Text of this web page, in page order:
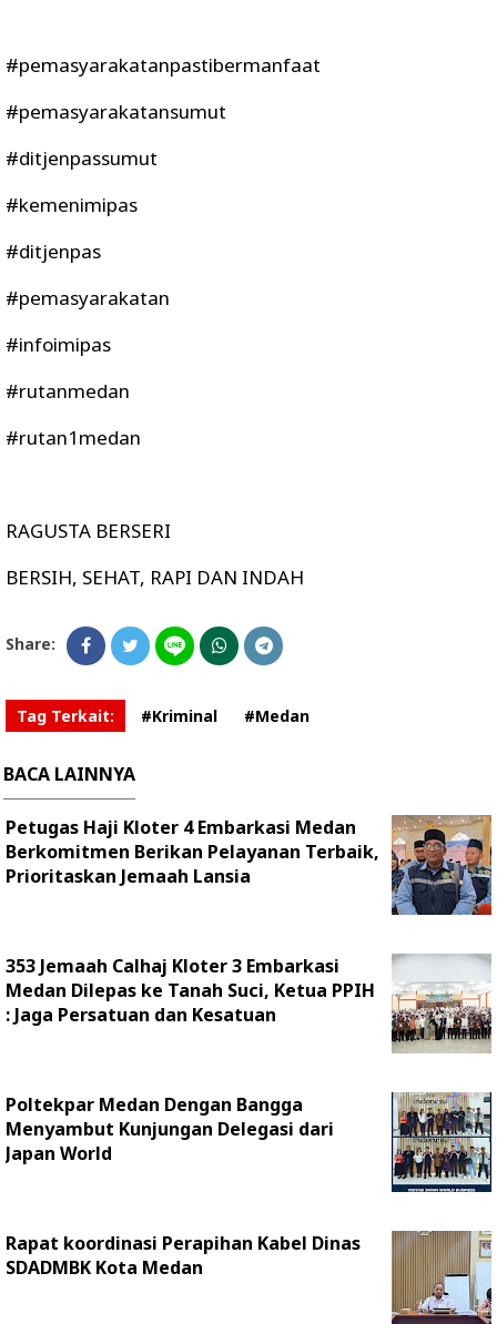
#pemasyarakatanpastibermanfaat
#pemasyarakatansumut
#ditjenpassumut
#kemenimipas
#ditjenpas
#pemasyarakatan
#infoimipas
#rutanmedan
#rutan1medan
RAGUSTA BERSERI
BERSIH, SEHAT, RAPI DAN INDAH
Share:
Tag Terkait: #Kriminal #Medan
BACA LAINNYA
Petugas Haji Kloter 4 Embarkasi Medan
Berkomitmen Berikan Pelayanan Terbaik,
Prioritaskan Jemaah Lansia
353 Jemaah Calhaj Kloter 3 Embarkasi
Medan Dilepas ke Tanah Suci, Ketua PPIH
: Jaga Persatuan dan Kesatuan
Poltekpar Medan Dengan Bangga
Menyambut Kunjungan Delegasi dari
Japan World
Rapat koordinasi Perapihan Kabel Dinas
SDADMBK Kota Medan